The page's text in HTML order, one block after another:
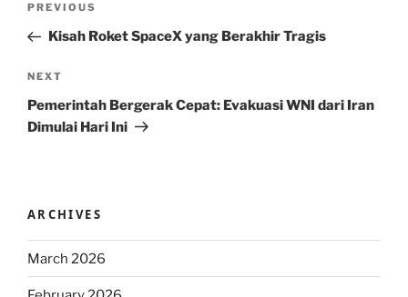
Previous
Post
PREVIOUS
Kisah Roket SpaceX yang Berakhir Tragis
Next
Post
NEXT
Pemerintah Bergerak Cepat: Evakuasi WNI dari Iran
Dimulai Hari Ini
ARCHIVES
March 2026